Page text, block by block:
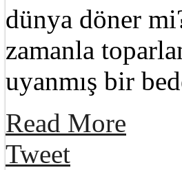
dünya döner
zamanla
uyanmış bir
Read More
Tweet